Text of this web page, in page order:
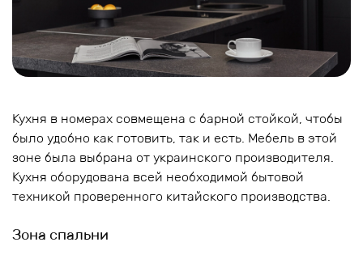
Кухня в номерах совмещена с барной стойкой, чтобы
было удобно как готовить, так и есть. Мебель в этой
зоне была выбрана от украинского производителя.
Кухня оборудована всей необходимой бытовой
техникой проверенного китайского производства.
Зона спальни